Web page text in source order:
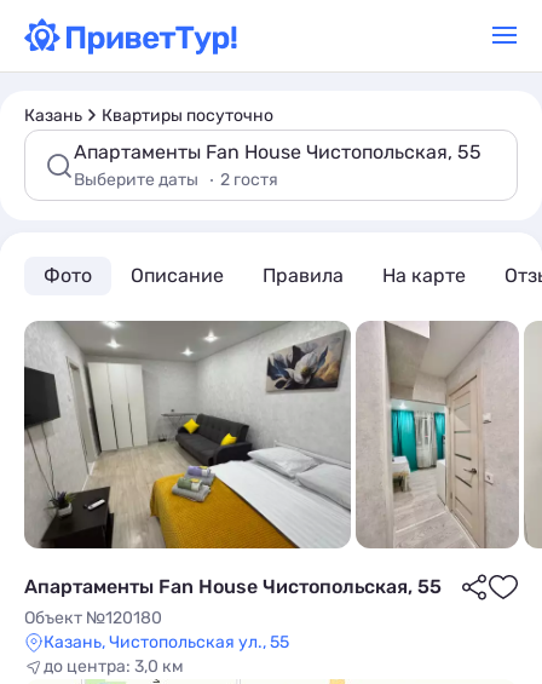
Казань Квартиры посуточно
Апартаменты Fan House Чистопольская, 55
Выберите даты 2 гостя
Фото Описание Правила На карте
Апартаменты Fan House Чистопольская, 55
Объект №120180
Казань, Чистопольская ул., 55
до центра: 3,0 км